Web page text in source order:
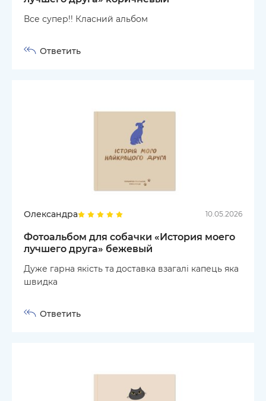
Все супер!! Класний альбом
Ответить
Олександра 10.05.2026
Фотоальбом для собачки «История моего
лучшего друга» бежевый
Дуже гарна якість та доставка взагалі капець яка
швидка
Ответить